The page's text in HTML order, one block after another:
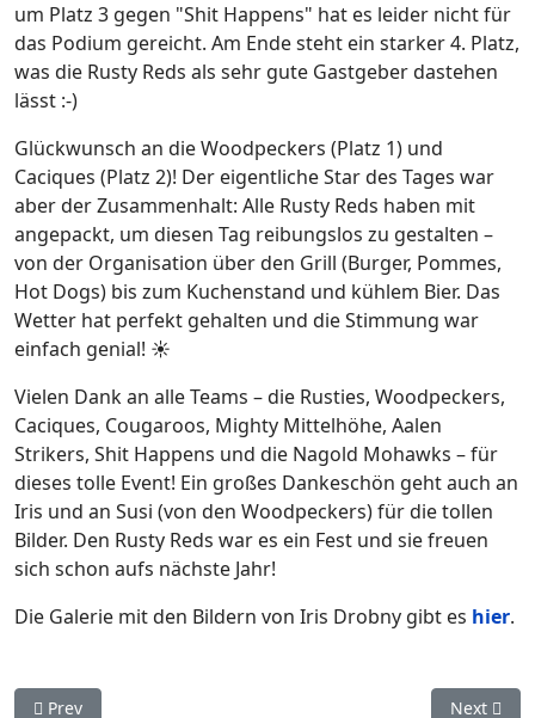
um Platz 3 gegen "Shit Happens" hat es leider nicht für
das Podium gereicht. Am Ende steht ein starker 4. Platz,
was die Rusty Reds als sehr gute Gastgeber dastehen
lässt :-)
Glückwunsch an die Woodpeckers (Platz 1) und
Caciques (Platz 2)! Der eigentliche Star des Tages war
aber der Zusammenhalt: Alle Rusty Reds haben mit
angepackt, um diesen Tag reibungslos zu gestalten –
von der Organisation über den Grill (Burger, Pommes,
Hot Dogs) bis zum Kuchenstand und kühlem Bier. Das
Wetter hat perfekt gehalten und die Stimmung war
einfach genial! ☀️
Vielen Dank an alle Teams – die Rusties, Woodpeckers,
Caciques, Cougaroos, Mighty Mittelhöhe, Aalen
Strikers, Shit Happens und die Nagold Mohawks – für
dieses tolle Event! Ein großes Dankeschön geht auch an
Iris und an Susi (von den Woodpeckers) für die tollen
Bilder. Den Rusty Reds war es ein Fest und sie freuen
sich schon aufs nächste Jahr!
Die Galerie mit den Bildern von Iris Drobny gibt es hier.
Previous article: Christian Keller für Nationalmannschafts-
Prev Next
Next